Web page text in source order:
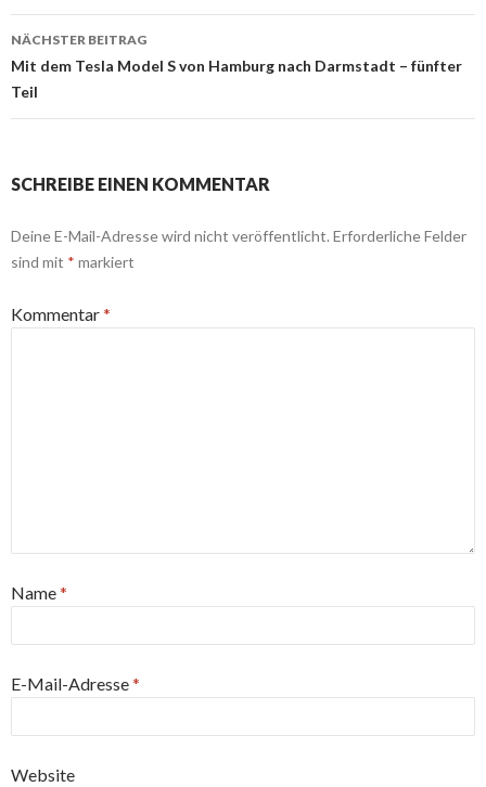
NÄCHSTER BEITRAG
Mit dem Tesla Model S von Hamburg nach Darmstadt – fünfter
Teil
SCHREIBE EINEN KOMMENTAR
Deine E-Mail-Adresse wird nicht veröffentlicht. Erforderliche Felder
sind mit * markiert
Kommentar*
Name*
E-Mail-Adresse*
Website